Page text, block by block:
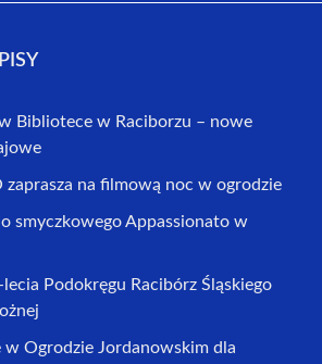
Bibliotece w Raciborzu – nowe
zaprasza na filmową noc w ogrodzie
smyczkowego Appassionato w
Podokręgu Racibórz Śląskiego
w Ogrodzie Jordanowskim dla